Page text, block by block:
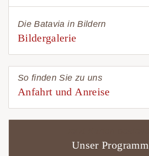
Die Batavia in Bildern
Bildergalerie
So finden Sie zu uns
Anfahrt und Anreise
Unser Programm